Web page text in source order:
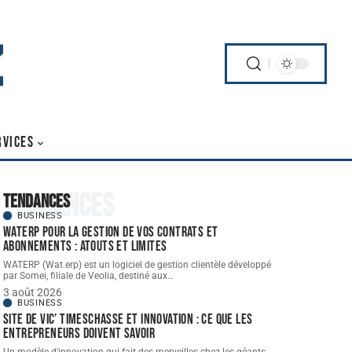
Tendances
Tendances
BUSINESS
WATERP pour la gestion de vos contrats et
abonnements : atouts et limites
WATERP (Wat.erp) est un logiciel de gestion clientèle développé
par Somei, filiale de Veolia, destiné aux…
3 août 2026
BUSINESS
Site de vic’ Timeschasse et innovation : ce que les
entrepreneurs doivent savoir